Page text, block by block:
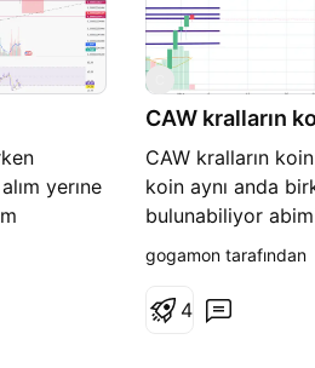
yerıne
CAW kralların
CAW kralların
koin aynı anda
bulunabiliyor
gogamon tarafından
4